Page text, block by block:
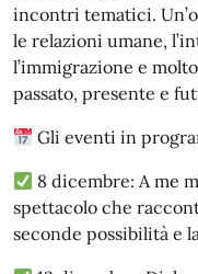
incontri tematici.
le relazioni umane,
l’immigrazione e
passato, presente e
Gli eventi in
8 dicembre: A me
spettacolo che
seconde possibilità e